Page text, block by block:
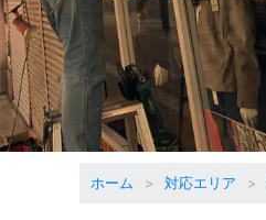
ホーム 対応エリア